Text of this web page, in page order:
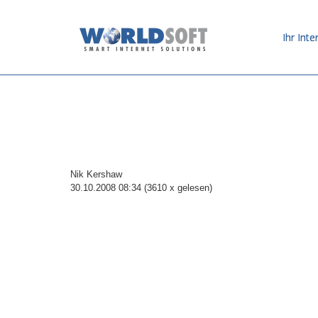
Ihr
Nik Kershaw
30.10.2008 08:34 (3610 x gelesen)